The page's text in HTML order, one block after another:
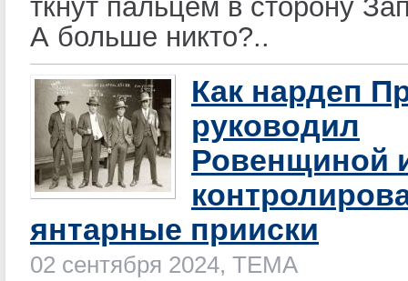
ткнут пальцем в сторону
А больше никто?..
Как нардеп
руководил
Ровенщиной
янтарные прииски
02 сентября 2024, ТЕМА